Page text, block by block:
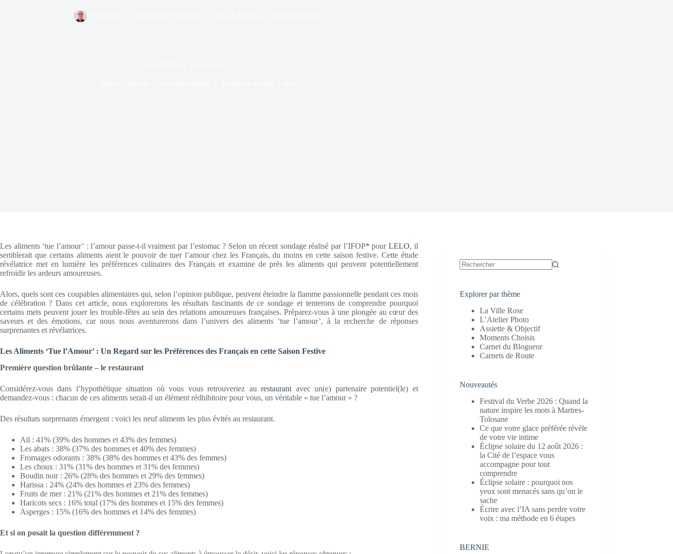
Les aliments ‘tue l’amour’ : l’amour passe-t-il vraiment par l’estomac ? Selon un récent sondage réalisé par l’IFOP* pourLELO, il
semblerait que certains aliments aient le pouvoir de tuer l’amour chez les Français, du moins en cette saison festive. Cette étude
révélatrice met en lumière les préférences culinaires des Français et examine de près les aliments qui peuvent potentiellement
refroidir les ardeurs amoureuses.
Alors, quels sont ces coupables alimentaires qui, selon l’opinion publique, peuvent éteindre la flamme passionnelle pendant ces mois
de célébration ? Dans cet article, nous explorerons les résultats fascinants de ce sondage et tenterons de comprendre pourquoi
certains mets peuvent jouer les trouble-fêtes au sein des relations amoureuses françaises. Préparez-vous à une plongée au cœur des
saveurs et des émotions, car nous nous aventurerons dans l’univers des aliments ‘tue l’amour’, à la recherche de réponses
surprenantes et révélatrices.
Les Aliments ‘Tue l’Amour’ : Un Regard sur les Préférences des Français en cette Saison Festive
Première question brûlante – le restaurant
Considérez-vous dans l’hypothétique situation où vous vous retrouveriez aurestaurant avec un(e) partenaire potentiel(le) et
demandez-vous : chacun de ces aliments serait-il un élément rédhibitoire pour vous, un véritable « tue l’amour » ?
Des résultats surprenants émergent : voici les neuf aliments les plus évités au restaurant.
Ail : 41% (39% des hommes et 43% des femmes)
Les abats : 38% (37% des hommes et 40% des femmes)
Fromages odorants : 38% (38% des hommes et 43% des femmes)
Les choux : 31% (31% des hommes et 31% des femmes)
Boudin noir : 26% (28% des hommes et 29% des femmes)
Harissa : 24% (24% des hommes et 23% des femmes)
Fruits de mer : 21% (21% des hommes et 21% des femmes)
Haricots secs : 16% total (17% des hommes et 15% des femmes)
Asperges : 15% (16% des hommes et 14% des femmes)
Et si on posait la question différemment ?
Explorer par thème
La Ville Rose
L’Atelier Photo
Assiette & Objectif
Moments Choisis
Carnet du Blogueur
Carnets de Route
Nouveautés
Festival du Verbe 2026 : Quand la
nature inspire les mots à Martres-
Tolosane
Ce que votre glace préférée révèle
de votre vie intime
Éclipse solaire du 12 août 2026 :
la Cité de l’espace vous
accompagne pour tout
comprendre
Éclipse solaire : pourquoi nos
yeux sont menacés sans qu’on le
sache
Écrire avec l’IA sans perdre votre
voix : ma méthode en 6 étapes
BERNIE